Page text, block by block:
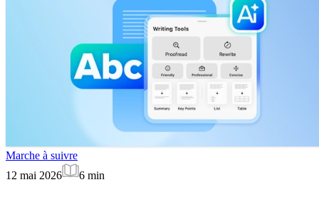
Marche à suivre
12 mai 2026
6 min